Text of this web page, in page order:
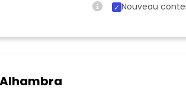
Nouveau